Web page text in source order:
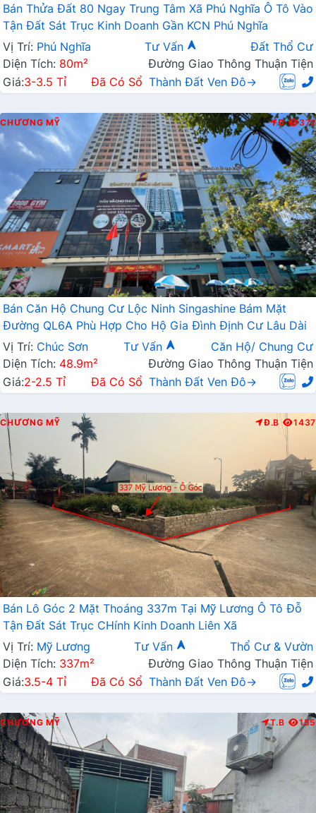
Bán Thửa Đất 80 Ngay Trung Tâm Xã Phú Nghĩa Ô Tô Vào
Tận Đất Sát Trục Kinh Doanh Gần KCN Phú Nghĩa
Vị Trí: Phú Nghĩa Tư Vấn
Đất Thổ Cư
Diện Tích: 80m²
Đường Giao Thông Thuận Tiện
Giá:3-3.5 Tỉ Đã Có Sổ Thành Đất Ven Đô→
CHƯƠNG MỸ Đ 372
Bán Căn Hộ Chung Cư Lộc Ninh Singashine Bám Mặt
Đường QL6A Phù Hợp Cho Hộ Gia Đình Định Cư Lâu Dài
Vị Trí: Chúc Sơn Tư Vấn
Căn Hộ/ Chung Cư
Diện Tích: 48.9m²
Đường Giao Thông Thuận Tiện
Giá:2-2.5 Tỉ Đã Có Sổ Thành Đất Ven Đô→
CHƯƠNG MỸ Đ.B 1437
Bán Lô Góc 2 Mặt Thoáng 337m Tại Mỹ Lương Ô Tô Đỗ
Tận Đất Sát Trục CHính Kinh Doanh Liên Xã
Vị Trí: Mỹ Lương Tư Vấn
Thổ Cư & Vườn
Diện Tích: 337m²
Đường Giao Thông Thuận Tiện
Giá:3.5-4 Tỉ Đã Có Sổ Thành Đất Ven Đô→
CHƯƠNG MỸ T.B 155